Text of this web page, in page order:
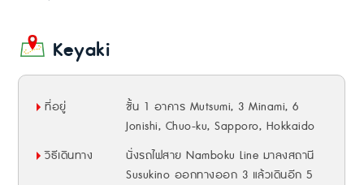
Keyaki
ที่อยู่
ชั้น 1 อาคาร Mutsumi, 3 Minami, 6
Jonishi, Chuo-ku, Sapporo, Hokkaido
วิธีเดินทาง
นั่งรถไฟสาย Namboku Line มาลงสถานี
Susukino ออกทางออก 3 แล้วเดินอีก 5